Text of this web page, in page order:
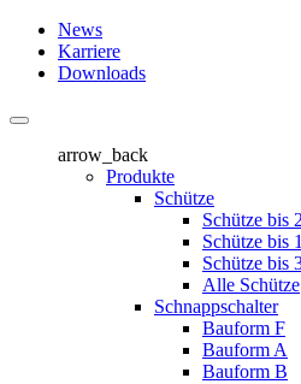
News
Karriere
Downloads
arrow_back
Produkte
Schütze
Schütze bis
Schütze bis
Schütze bis
Alle Schütze
Schnappschalter
Bauform F
Bauform A
Bauform B